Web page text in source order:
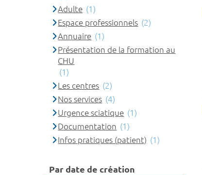
Adulte (1)
Espace professionnels (2)
Annuaire (1)
Présentation de la formation au
CHU
(1)
Les centres (2)
Nos services (4)
Urgence sciatique (1)
Documentation (1)
Infos pratiques (patient) (1)
Par date de création